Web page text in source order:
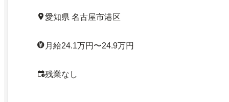
愛知県 名古屋市港区
月給24.1万円〜24.9万円
残業なし